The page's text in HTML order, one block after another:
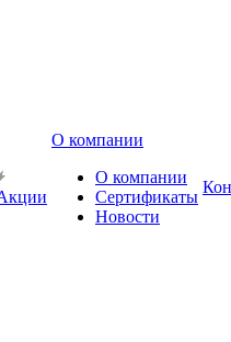
О компании
О компании
Сертификаты
Новости